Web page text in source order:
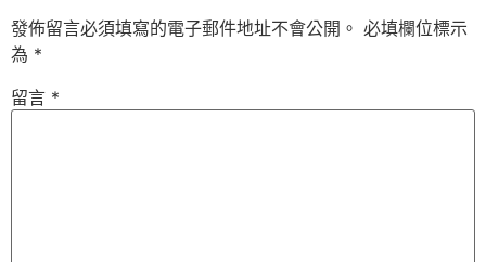
發佈留言必須填寫的電子郵件地址不會公開。 必填欄位標示
為 *
留言 *